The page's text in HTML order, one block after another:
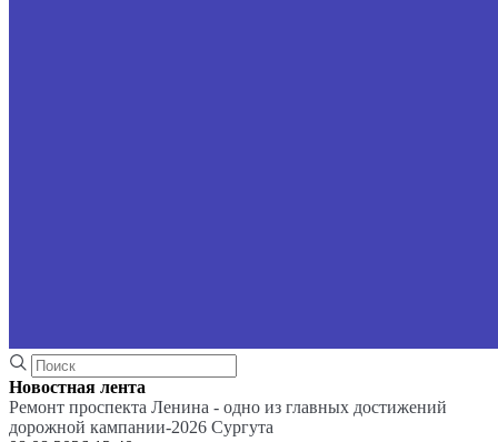
Новостная лента
Ремонт проспекта Ленина - одно из главных достижений
дорожной кампании-2026 Сургута